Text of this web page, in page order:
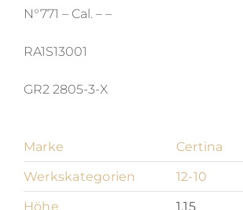
X
X
Menge
N°771 – Cal. – –
RA1S13001
GR2 2805-3-X
Marke
Certina
Werkskategorien
12-10
Höhe
1.15